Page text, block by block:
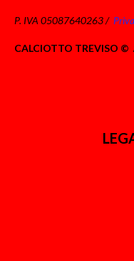
P. IVA 05087640263 /
CALCIOTTO TREVISO ©